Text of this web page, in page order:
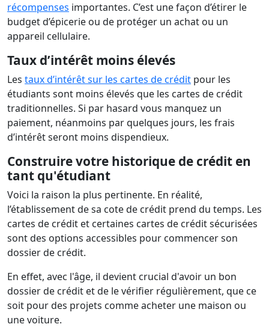
récompenses importantes. C’est une façon d’étirer le
budget d’épicerie ou de protéger un achat ou un
appareil cellulaire.
Taux d’intérêt moins élevés
Les taux d’intérêt sur les cartes de crédit pour les
étudiants sont moins élevés que les cartes de crédit
traditionnelles. Si par hasard vous manquez un
paiement, néanmoins par quelques jours, les frais
d’intérêt seront moins dispendieux.
Construire votre historique de crédit en
tant qu'étudiant
Voici la raison la plus pertinente. En réalité,
l’établissement de sa cote de crédit prend du temps. Les
cartes de crédit et certaines cartes de crédit sécurisées
sont des options accessibles pour commencer son
dossier de crédit.
En effet, avec l'âge, il devient crucial d'avoir un bon
dossier de crédit et de le vérifier régulièrement, que ce
soit pour des projets comme acheter une maison ou
une voiture.